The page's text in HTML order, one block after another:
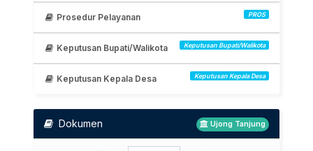
Prosedur Pelayanan PROS
Keputusan Bupati/Walikota Keputusan Bupati/Walikota
Keputusan Kepala Desa Keputusan Kepala Desa
Dokumen Ujong Tanjung